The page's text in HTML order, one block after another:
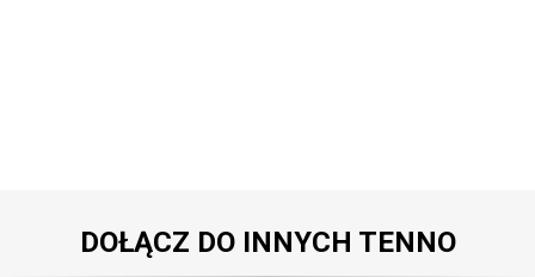
DOŁĄCZ DO INNYCH TENNO